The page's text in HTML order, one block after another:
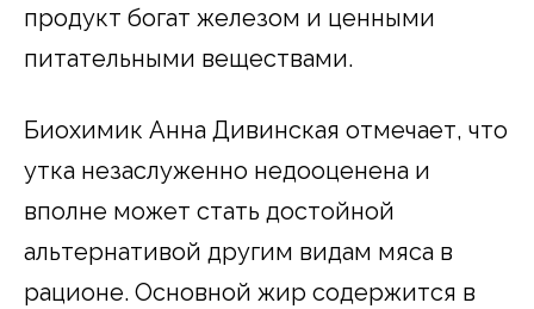
продукт богат железом и ценными
питательными веществами.
Биохимик Анна Дивинская отмечает, что
утка незаслуженно недооценена и
вполне может стать достойной
альтернативой другим видам мяса в
рационе. Основной жир содержится в